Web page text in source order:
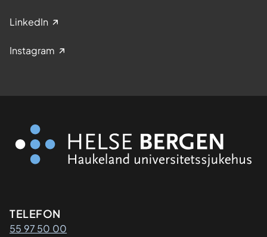
LinkedIn
Instagram
Kontaktinformasjon
TELEFON
55 97 50 00